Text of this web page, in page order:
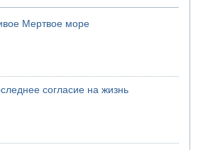
Мертвое море
согласие на жизнь